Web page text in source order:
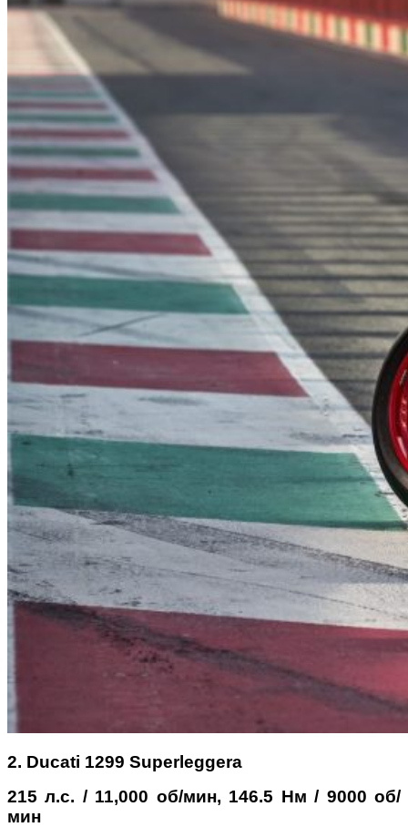
2. Ducati 1299 Superleggera
215 л.с. / 11,000 об/мин, 146.5 Нм / 9000 об/
мин